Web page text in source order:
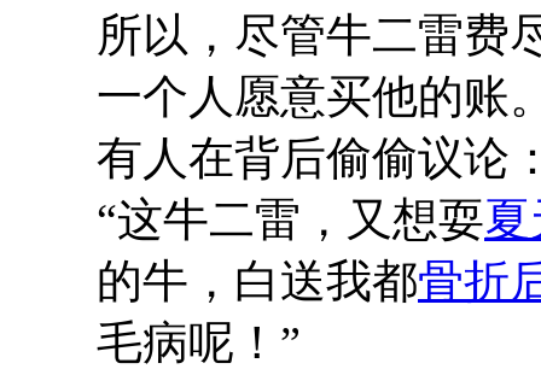
所以，尽管牛二雷费
一个人愿意买他的账
有人在背后偷偷议论
“这牛二雷，又想耍
的牛，白送我都骨折
毛病呢！”